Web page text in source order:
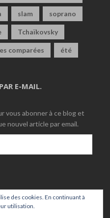
slam soprano
Tchaïkovsky
comparées été
E-MAIL.
vous abonner à ce blog et
nouvel article par email.
des cookies. En continuant à
utilisation.